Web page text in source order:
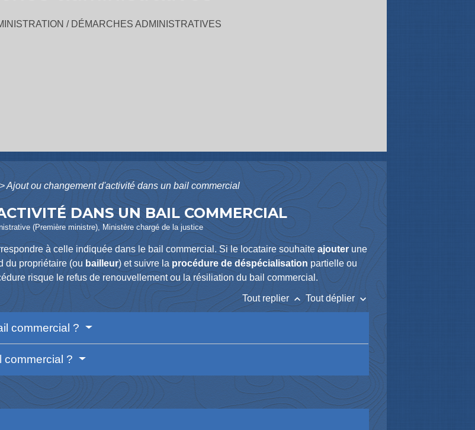
/ DÉMARCHES ADMINISTRATIVES
Ajout ou changement d'activité dans un bail commercial
DANS UN BAIL COMMERCIAL
(Première ministre), Ministère chargé de la justice
à celle indiquée dans le bail commercial. Si le locataire souhaiteajouter une
du propriétaire (ou bailleur) et suivre la procédure de déspécialisation partielle ou
risque le refus de renouvellement ou la résiliation du bail commercial.
Tout replier keyboard_arrow_up Tout déplier keyboard_arrow_down
commercial ?
commercial ?